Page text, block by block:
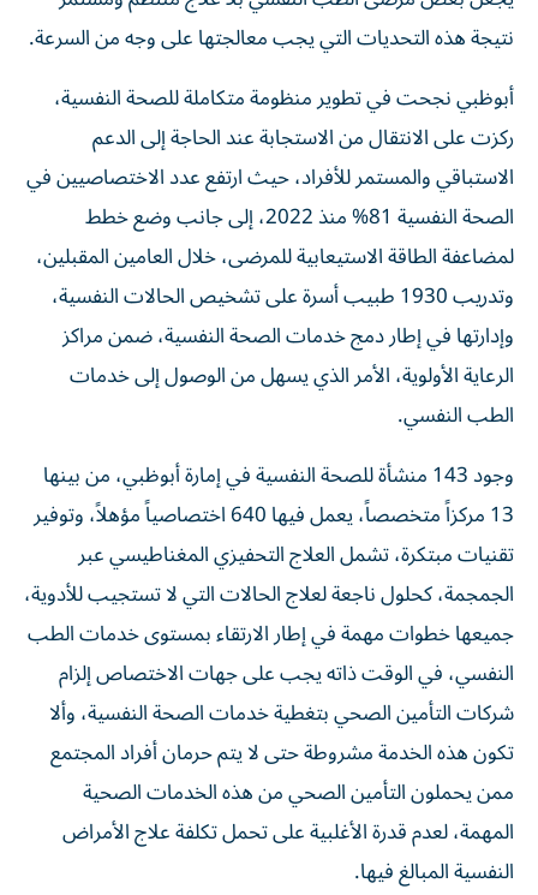
نتيجة هذه التحديات التي يجب معالجتها على وجه من السرعة.
أبوظبي نجحت في تطوير منظومة متكاملة للصحة النفسية،
ركزت على الانتقال من الاستجابة عند الحاجة إلى الدعم
الاستباقي والمستمر للأفراد، حيث ارتفع عدد الاختصاصيين في
الصحة النفسية 81% منذ 2022، إلى جانب وضع خطط
لمضاعفة الطاقة الاستيعابية للمرضى، خلال العامين المقبلين،
وتدريب 1930 طبيب أسرة على تشخيص الحالات النفسية،
وإدارتها في إطار دمج خدمات الصحة النفسية، ضمن مراكز
الرعاية الأولوية، الأمر الذي يسهل من الوصول إلى خدمات
الطب النفسي.
وجود 143 منشأة للصحة النفسية في إمارة أبوظبي، من بينها
13 مركزاً متخصصاً، يعمل فيها 640 اختصاصياً مؤهلاً، وتوفير
تقنيات مبتكرة، تشمل العلاج التحفيزي المغناطيسي عبر
الجمجمة، كحلول ناجعة لعلاج الحالات التي لا تستجيب للأدوية،
جميعها خطوات مهمة في إطار الارتقاء بمستوى خدمات الطب
النفسي، في الوقت ذاته يجب على جهات الاختصاص إلزام
شركات التأمين الصحي بتغطية خدمات الصحة النفسية، وألا
تكون هذه الخدمة مشروطة حتى لا يتم حرمان أفراد المجتمع
ممن يحملون التأمين الصحي من هذه الخدمات الصحية
المهمة، لعدم قدرة الأغلبية على تحمل تكلفة علاج الأمراض
النفسية المبالغ فيها.